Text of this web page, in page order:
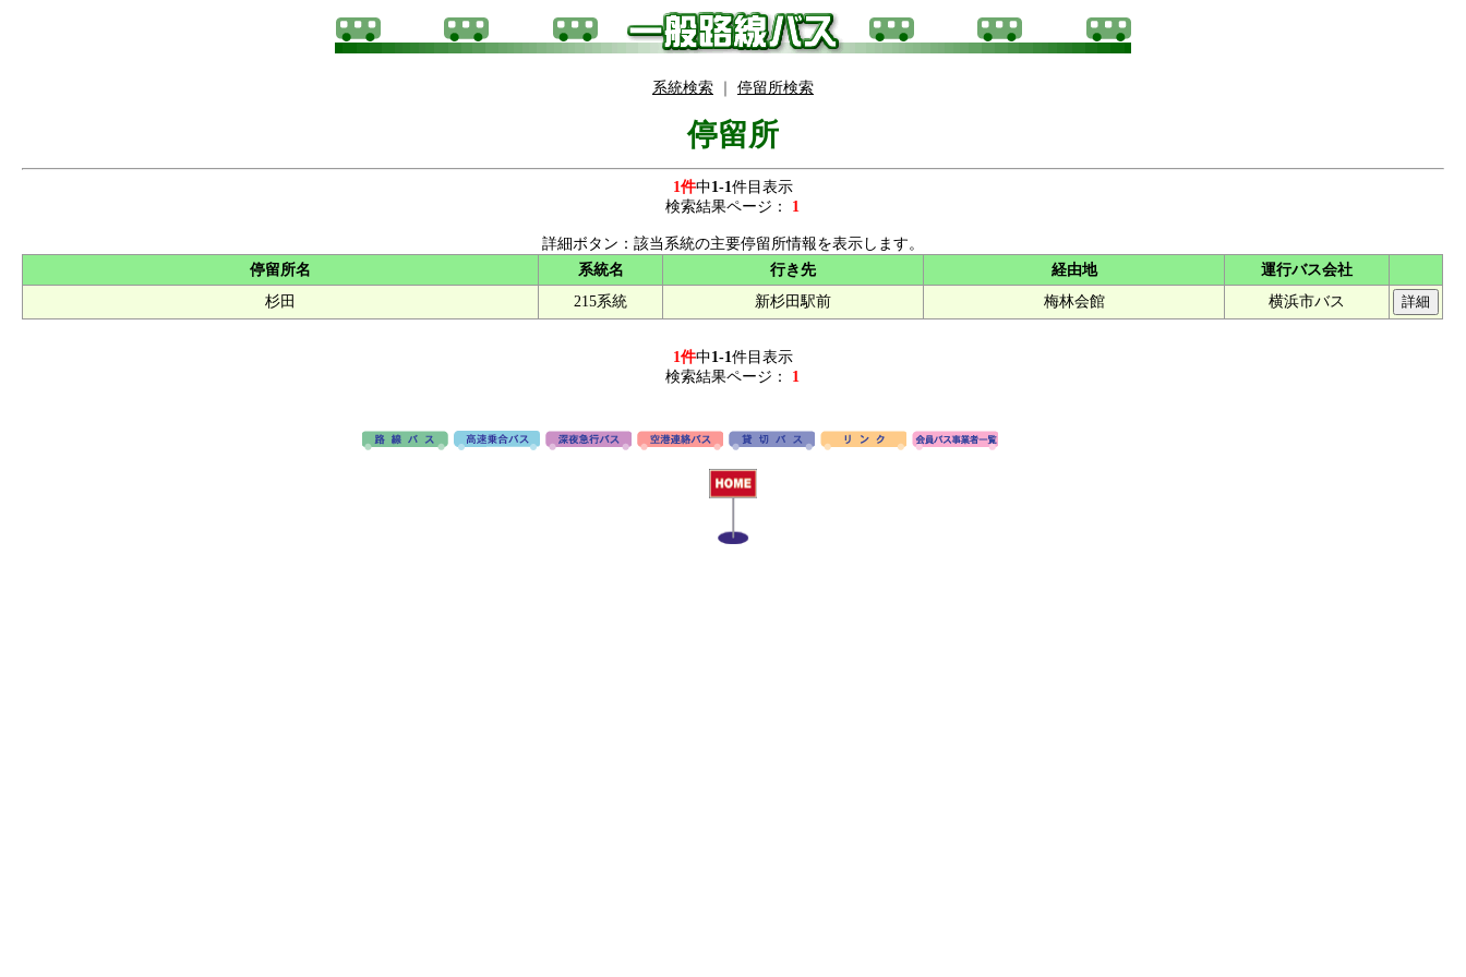
系統検索 停留所検索
停留所
1件中1-1件目表示
検索結果ページ：
1
詳細ボタン：該当系統の主要停留所情報を表示します。
停留所名
系統名 行き先 経由地
運行バス会社
杉田
215系統 新杉田駅前 梅林会館 横浜市バス
1件中1-1件目表示
検索結果ページ：
1